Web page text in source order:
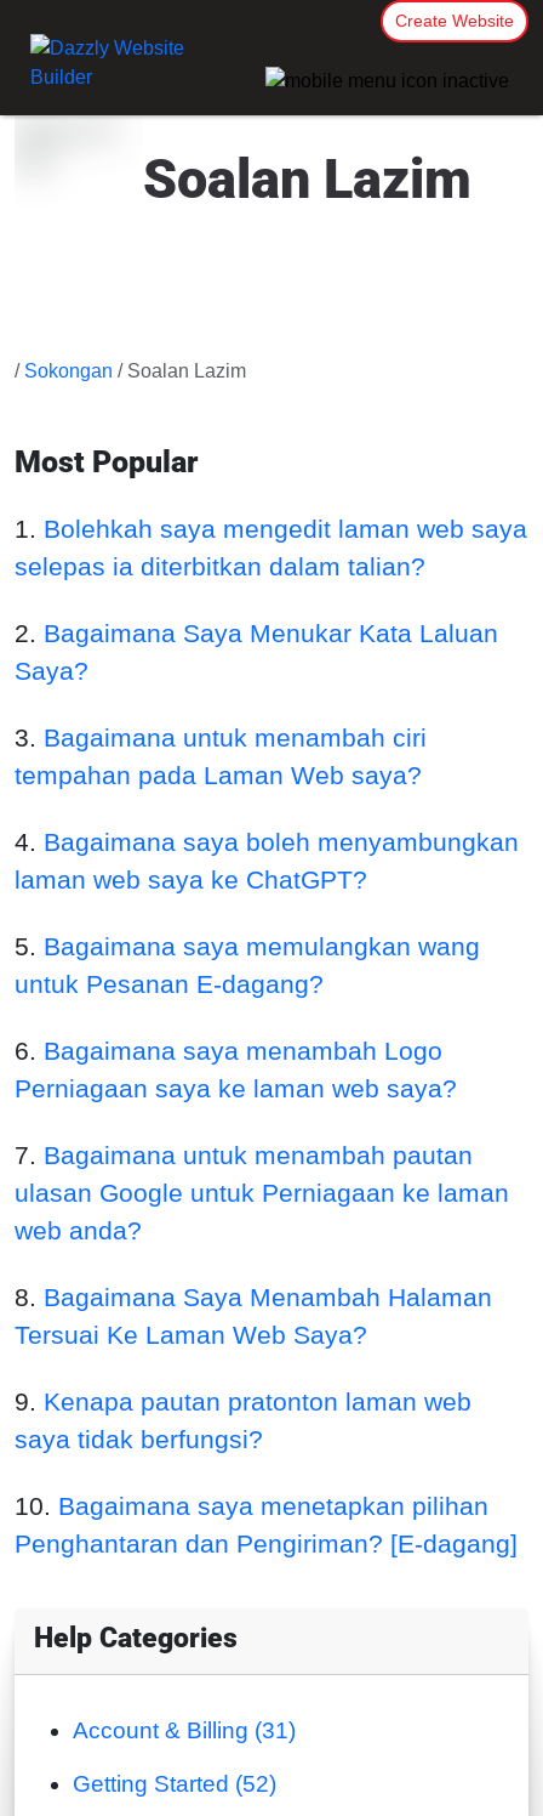
Create Website
Soalan Lazim
/ Sokongan / Soalan Lazim
Most Popular
1. Bolehkah saya mengedit laman web saya
selepas ia diterbitkan dalam talian?
2. Bagaimana Saya Menukar Kata Laluan
Saya?
3. Bagaimana untuk menambah ciri
tempahan pada Laman Web saya?
4. Bagaimana saya boleh menyambungkan
laman web saya ke ChatGPT?
5. Bagaimana saya memulangkan wang
untuk Pesanan E-dagang?
6. Bagaimana saya menambah Logo
Perniagaan saya ke laman web saya?
7. Bagaimana untuk menambah pautan
ulasan Google untuk Perniagaan ke laman
web anda?
8. Bagaimana Saya Menambah Halaman
Tersuai Ke Laman Web Saya?
9. Kenapa pautan pratonton laman web
saya tidak berfungsi?
10. Bagaimana saya menetapkan pilihan
Penghantaran dan Pengiriman? [E-dagang]
Help Categories
Account & Billing (31)
Getting Started (52)